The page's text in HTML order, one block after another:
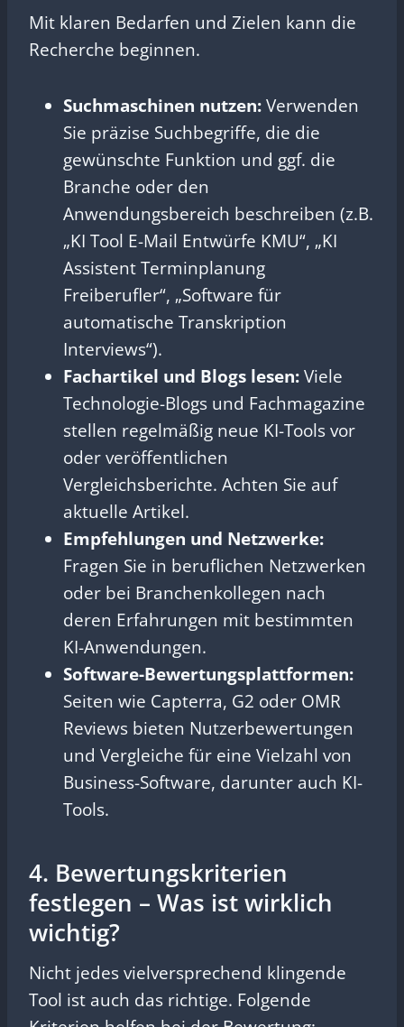
Mit klaren Bedarfen und Zielen kann die
Recherche beginnen.
Suchmaschinen nutzen:Verwenden
Sie präzise Suchbegriffe, die die
gewünschte Funktion und ggf. die
Branche oder den
Anwendungsbereich beschreiben (z.B.
„KI Tool E-Mail Entwürfe KMU“, „KI
Assistent Terminplanung
Freiberufler“, „Software für
automatische Transkription
Interviews“).
Fachartikel und Blogs lesen:Viele
Technologie-Blogs und Fachmagazine
stellen regelmäßig neue KI-Tools vor
oder veröffentlichen
Vergleichsberichte. Achten Sie auf
aktuelle Artikel.
Empfehlungen und Netzwerke:
Fragen Sie in beruflichen Netzwerken
oder bei Branchenkollegen nach
deren Erfahrungen mit bestimmten
KI-Anwendungen.
Software-Bewertungsplattformen:
Seiten wie Capterra, G2 oder OMR
Reviews bieten Nutzerbewertungen
und Vergleiche für eine Vielzahl von
Business-Software, darunter auch KI-
Tools.
4. Bewertungskriterien
festlegen – Was ist wirklich
wichtig?
Nicht jedes vielversprechend klingende
Tool ist auch das richtige. Folgende